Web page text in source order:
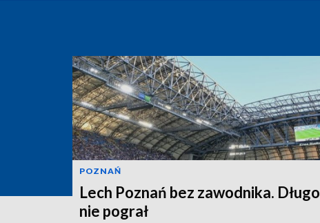
POZNAŃ
Lech Poznań bez zawodnika. Długo
nie pograł